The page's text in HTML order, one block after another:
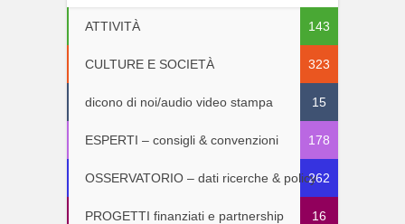
ATTIVITÀ 143
CULTURE E SOCIETÀ 323
dicono di noi/audio video stampa 15
ESPERTI – consigli & convenzioni 178
OSSERVATORIO – dati ricerche & policy262
PROGETTI finanziati e partnership 16